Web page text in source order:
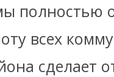
полностью
всех
сделает